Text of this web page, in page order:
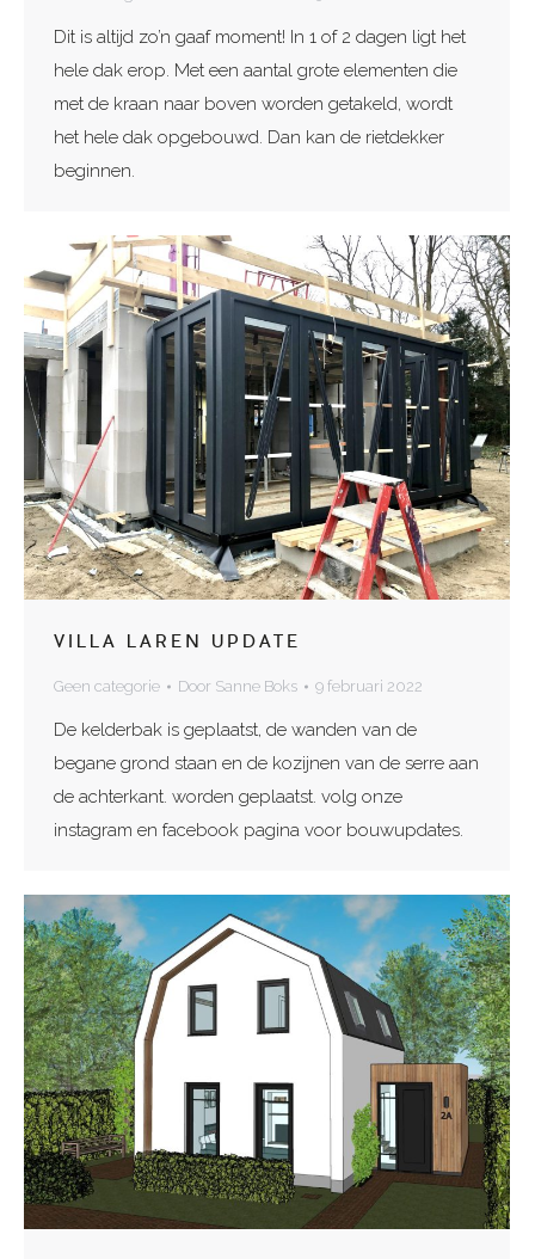
Dit is altijd zo’n gaaf moment! In 1 of 2 dagen ligt het
hele dak erop. Met een aantal grote elementen die
met de kraan naar boven worden getakeld, wordt
het hele dak opgebouwd. Dan kan de rietdekker
beginnen.
VILLA LAREN UPDATE
Geen categorie Door Sanne Boks 9 februari 2022
De kelderbak is geplaatst, de wanden van de
begane grond staan en de kozijnen van de serre aan
de achterkant. worden geplaatst. volg onze
instagram en facebook pagina voor bouwupdates.